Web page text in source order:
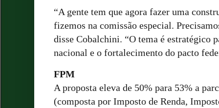
“A gente tem que agora fazer uma
fizemos na comissão especial.
disse Cobalchini. “O tema é estratégico
nacional e o fortalecimento do pacto
FPM
A proposta eleva de 50% para 53% a
(composta por Imposto de Renda,